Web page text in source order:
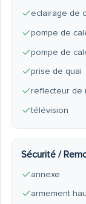
eclairage de
pompe de
pompe de
prise de quai
reflecteur de
télévision
Sécurité /
annexe
armement